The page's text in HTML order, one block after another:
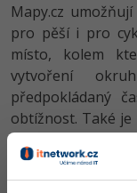
Fórum
Mapy.cz
pro pěší i pro
místo, kolem
vytvoření
předpokládaný
obtížnost. Také
nejvyššího a
výhodou
okruh - trasa